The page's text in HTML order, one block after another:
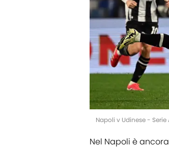
Napoli v Udinese -
Nel Napoli è